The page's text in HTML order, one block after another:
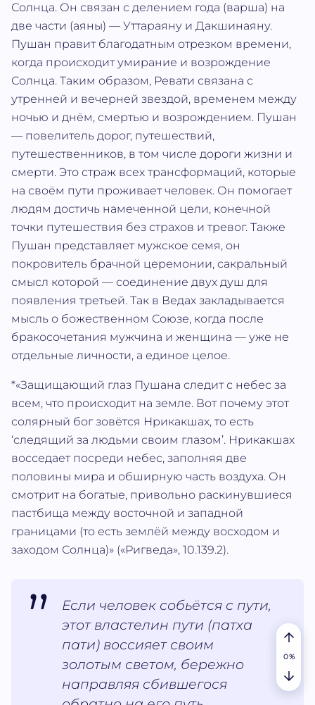
Солнца. Он связан с делением года (варша) на
две части (аяны) — Уттараяну и Дакшинаяну.
Пушан правит благодатным отрезком времени,
когда происходит умирание и возрождение
Солнца. Таким образом, Ревати связана с
утренней и вечерней звездой, временем между
ночью и днём, смертью и возрождением. Пушан
— повелитель дорог, путешествий,
путешественников, в том числе дороги жизни и
смерти. Это страж всех трансформаций, которые
на своём пути проживает человек. Он помогает
людям достичь намеченной цели, конечной
точки путешествия без страхов и тревог. Также
Пушан представляет мужское семя, он
покровитель брачной церемонии, сакральный
смысл которой — соединение двух душ для
появления третьей. Так в Ведах закладывается
мысль о божественном Союзе, когда после
бракосочетания мужчина и женщина — уже не
отдельные личности, а единое целое.
*«Защищающий глаз Пушана следит с небес за
всем, что происходит на земле. Вот почему этот
солярный бог зовётся Нрикакшах, то есть
‘следящий за людьми своим глазом’. Нрикакшах
восседает посреди небес, заполняя две
половины мира и обширную часть воздуха. Он
смотрит на богатые, привольно раскинувшиеся
пастбища между восточной и западной
границами (то есть землёй между восходом и
заходом Солнца)» («Ригведа», 10.139.2).
Если человек собьётся с пути,
этот властелин пути (патха
пати) воссияет своим
золотым светом, бережно
направляя сбившегося